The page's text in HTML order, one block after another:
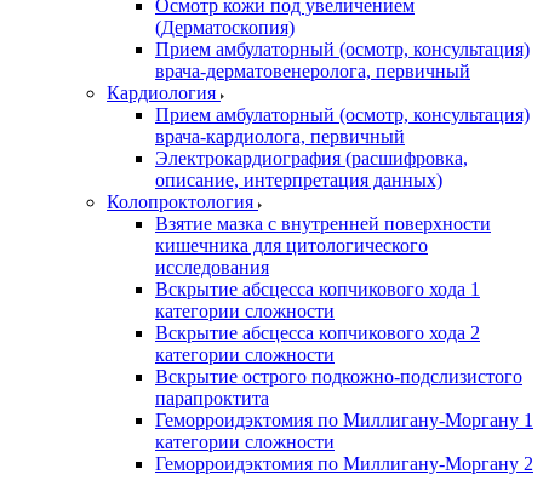
Осмотр кожи под увеличением
(Дерматоскопия)
Прием амбулаторный (осмотр, консультация)
врача-дерматовенеролога, первичный
Кардиология
Прием амбулаторный (осмотр, консультация)
врача-кардиолога, первичный
Электрокардиография (расшифровка,
описание, интерпретация данных)
Колопроктология
Взятие мазка с внутренней поверхности
кишечника для цитологического
исследования
Вскрытие абсцесса копчикового хода 1
категории сложности
Вскрытие абсцесса копчикового хода 2
категории сложности
Вскрытие острого подкожно-подслизистого
парапроктита
Геморроидэктомия по Миллигану-Моргану 1
категории сложности
Геморроидэктомия по Миллигану-Моргану 2